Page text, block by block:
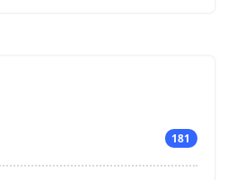
181